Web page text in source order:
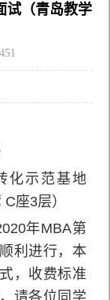
试（青岛教学
451
化示范基地
座3层）
年MBA第
利进行，本
，收费标准